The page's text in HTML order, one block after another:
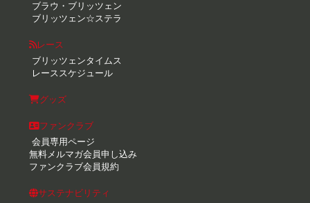
ブラウ・ブリッツェン
ブリッツェン☆ステラ
レース
ブリッツェンタイムス
レーススケジュール
グッズ
ファンクラブ
会員専用ページ
無料メルマガ会員申し込み
ファンクラブ会員規約
サステナビリティ